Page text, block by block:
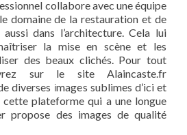
collabore avec une équipe
domaine de la restauration et de
dans l’architecture. Cela lui
la mise en scène et les
des beaux clichés. Pour tout
sur le site Alaincaste.fr
diverses images sublimes d’ici et
cette plateforme qui a une longue
propose des images de qualité